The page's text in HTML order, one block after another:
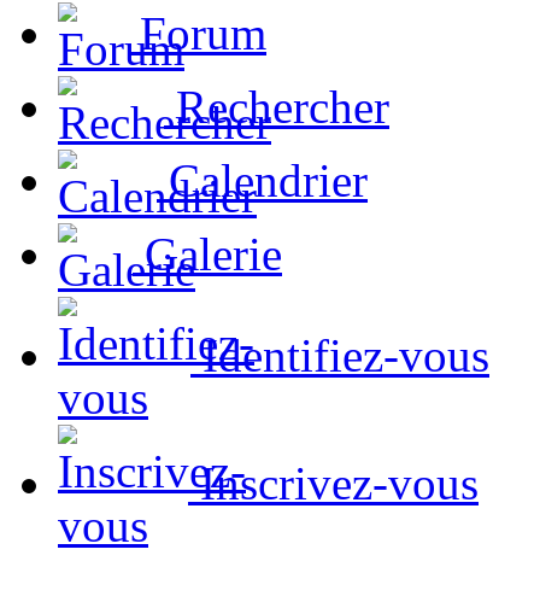
Forum
Rechercher
Calendrier
Galerie
Identifiez-vous
Inscrivez-vous